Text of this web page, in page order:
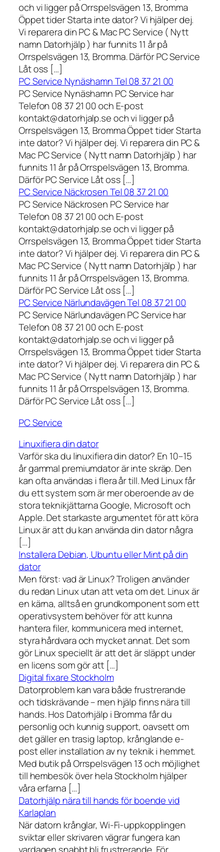
och vi ligger på Orrspelsvägen 13, Bromma
Öppet tider Starta inte dator? Vi hjälper dej.
Vi reparera din PC & Mac PC Service ( Nytt
namn Datorhjälp ) har funnits 11 år på
Orrspelsvägen 13, Bromma. Därför PC Service
Låt oss […]
PC Service Nynäshamn Tel 08 37 21 00
PC Service Nynäshamn PC Service har
Telefon 08 37 21 00 och E-post
kontakt@datorhjalp.se och vi ligger på
Orrspelsvägen 13, Bromma Öppet tider Starta
inte dator? Vi hjälper dej. Vi reparera din PC &
Mac PC Service ( Nytt namn Datorhjälp ) har
funnits 11 år på Orrspelsvägen 13, Bromma.
Därför PC Service Låt oss […]
PC Service Näckrosen Tel 08 37 21 00
PC Service Näckrosen PC Service har
Telefon 08 37 21 00 och E-post
kontakt@datorhjalp.se och vi ligger på
Orrspelsvägen 13, Bromma Öppet tider Starta
inte dator? Vi hjälper dej. Vi reparera din PC &
Mac PC Service ( Nytt namn Datorhjälp ) har
funnits 11 år på Orrspelsvägen 13, Bromma.
Därför PC Service Låt oss […]
PC Service Närlundavägen Tel 08 37 21 00
PC Service Närlundavägen PC Service har
Telefon 08 37 21 00 och E-post
kontakt@datorhjalp.se och vi ligger på
Orrspelsvägen 13, Bromma Öppet tider Starta
inte dator? Vi hjälper dej. Vi reparera din PC &
Mac PC Service ( Nytt namn Datorhjälp ) har
funnits 11 år på Orrspelsvägen 13, Bromma.
Därför PC Service Låt oss […]
PC Service
Linuxifiera din dator
Varför ska du linuxifiera din dator? En 10–15
år gammal premiumdator är inte skräp. Den
kan ofta användas i flera år till. Med Linux får
du ett system som är mer oberoende av de
stora teknikjättarna Google, Microsoft och
Apple. Det starkaste argumentet för att köra
Linux är att du kan använda din dator några
[…]
Installera Debian, Ubuntu eller Mint på din
dator
Men först: vad är Linux? Troligen använder
du redan Linux utan att veta om det. Linux är
en kärna, alltså en grundkomponent som ett
operativsystem behöver för att kunna
hantera filer, kommunicera med internet,
styra hårdvara och mycket annat. Det som
gör Linux speciellt är att det är släppt under
en licens som gör att […]
Digital fixare Stockholm
Datorproblem kan vara både frustrerande
och tidskrävande – men hjälp finns nära till
hands. Hos Datorhjälp i Bromma får du
personlig och kunnig support, oavsett om
det gäller en trasig laptop, krånglande e-
post eller installation av ny teknik i hemmet.
Med butik på Orrspelsvägen 13 och möjlighet
till hembesök över hela Stockholm hjälper
våra erfarna […]
Datorhjälp nära till hands för boende vid
Karlaplan
När datorn krånglar, Wi-Fi-uppkopplingen
sviktar eller skrivaren vägrar fungera kan